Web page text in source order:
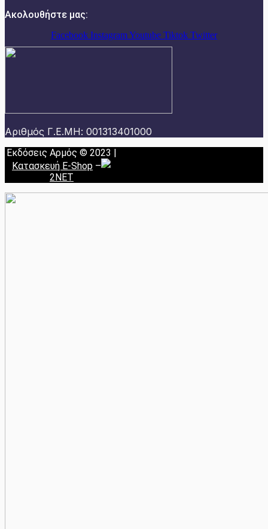
Ακολουθήστε μας:
Facebook InstagramYoutube Tiktok Twitter
Αριθμός Γ.Ε.ΜΗ: 001313401000
Εκδόσεις Αρμός © 2023 |
Κατασκευή E-Shop –
2NET